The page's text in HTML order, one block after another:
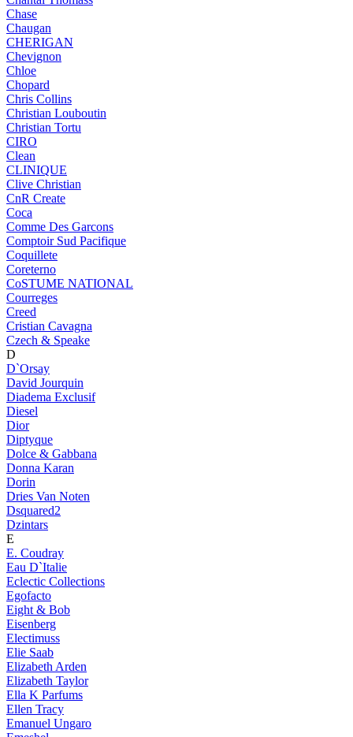
Chase
Chaugan
CHERIGAN
Chevignon
Chloe
Chopard
Chris Collins
Christian Louboutin
Christian Tortu
CIRO
Clean
CLINIQUE
Clive Christian
CnR Create
Coca
Comme Des Garcons
Comptoir Sud Pacifique
Coquillete
Coreterno
CoSTUME NATIONAL
Courreges
Creed
Cristian Cavagna
Czech & Speake
D
D`Orsay
David Jourquin
Diadema Exclusif
Diesel
Dior
Diptyque
Dolce & Gabbana
Donna Karan
Dorin
Dries Van Noten
Dsquared2
Dzintars
E
E. Coudray
Eau D`Italie
Eclectic Collections
Egofacto
Eight & Bob
Eisenberg
Electimuss
Elie Saab
Elizabeth Arden
Elizabeth Taylor
Ella K Parfums
Ellen Tracy
Emanuel Ungaro